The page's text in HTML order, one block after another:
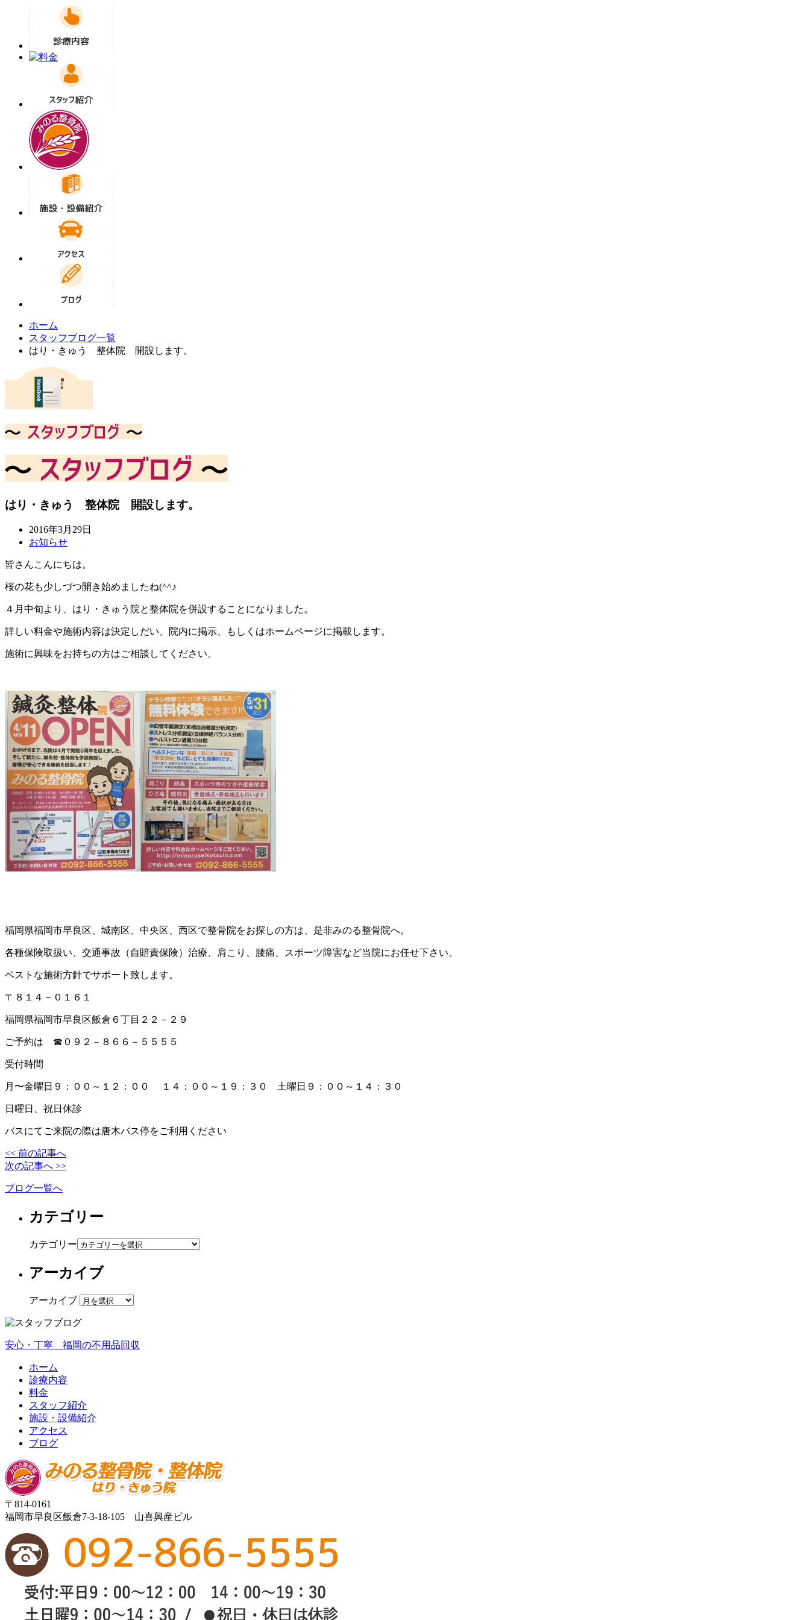
ホーム
スタッフブログ一覧
はり・きゅう 整体院 開設します。
はり・きゅう 整体院 開設します。
2016年3月29日
お知らせ
皆さんこんにちは。
桜の花も少しづつ開き始めましたね(^^♪
４月中旬より、はり・きゅう院と整体院を併設することになりました。
詳しい料金や施術内容は決定しだい、院内に掲示、もしくはホームページに掲載します。
施術に興味をお持ちの方はご相談してください。
福岡県福岡市早良区、城南区、中央区、西区で整骨院をお探しの方は、是非みのる整骨院へ。
各種保険取扱い、交通事故（自賠責保険）治療、肩こり、腰痛、スポーツ障害など当院にお任せ下さい。
ベストな施術方針でサポート致します。
〒８１４－０１６１
福岡県福岡市早良区飯倉６丁目２２－２９
ご予約は ☎０９２－８６６－５５５５
受付時間
月〜金曜日９：００～１２：００ １４：００～１９：３０ 土曜日９：００～１４：３０
日曜日、祝日休診
バスにてご来院の際は唐木バス停をご利用ください
<< 前の記事へ
次の記事へ >>
ブログ一覧へ
カテゴリー
カテゴリー
アーカイブ
アーカイブ
安心・丁寧 福岡の不用品回収
ホーム
診療内容
料金
スタッフ紹介
施設・設備紹介
アクセス
ブログ
〒814-0161
福岡市早良区飯倉7-3-18-105 山喜興産ビル